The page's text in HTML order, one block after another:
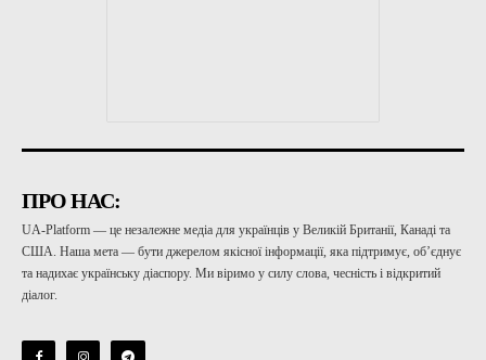
ПРО НАС:
UA-Platform — це незалежне медіа для українців у Великій Британії, Канаді та
США. Наша мета — бути джерелом якісної інформації, яка підтримує, об’єднує
та надихає українську діаспору. Ми віримо у силу слова, чесність і відкритий
діалог.